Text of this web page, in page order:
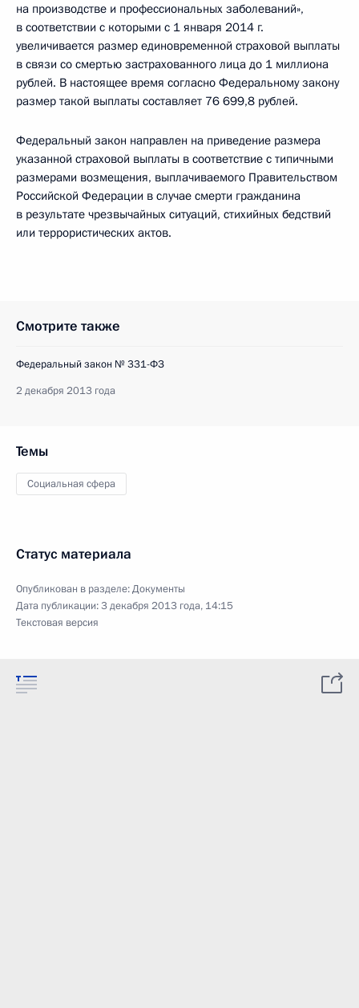
на производстве и профессиональных заболеваний»,
в соответствии с которыми с 1 января 2014 г.
увеличивается размер единовременной страховой выплаты
в связи со смертью застрахованного лица до 1 миллиона
рублей. В настоящее время согласно Федеральному закону
размер такой выплаты составляет 76 699,8 рублей.
Федеральный закон направлен на приведение размера
указанной страховой выплаты в соответствие с типичными
размерами возмещения, выплачиваемого Правительством
Российской Федерации в случае смерти гражданина
в результате чрезвычайных ситуаций, стихийных бедствий
или террористических актов.
Смотрите также
Федеральный закон № 331-ФЗ
2 декабря 2013 года
Темы
Социальная сфера
Статус материала
Опубликован в разделе:Документы
Дата публикации:3 декабря 2013 года, 14:15
Текстовая версия